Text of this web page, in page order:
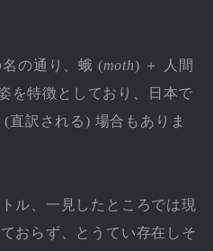
の通り、蛾 (moth) ＋ 人間
を特徴としており、日本で
直訳される) 場合もありま
ル、一見したところでは現
おらず、とうてい存在しそ